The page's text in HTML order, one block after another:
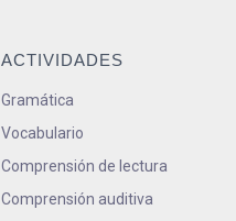
ACTIVIDADES
Gramática
Vocabulario
Comprensión de lectura
Comprensión auditiva